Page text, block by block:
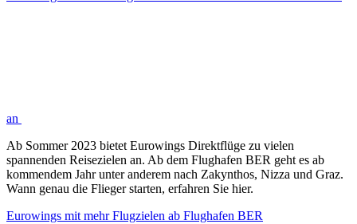
an
Ab Sommer 2023 bietet Eurowings Direktflüge zu vielen
spannenden Reisezielen an. Ab dem Flughafen BER geht es ab
kommendem Jahr unter anderem nach Zakynthos, Nizza und Graz.
Wann genau die Flieger starten, erfahren Sie hier.
Eurowings mit mehr Flugzielen ab Flughafen BER